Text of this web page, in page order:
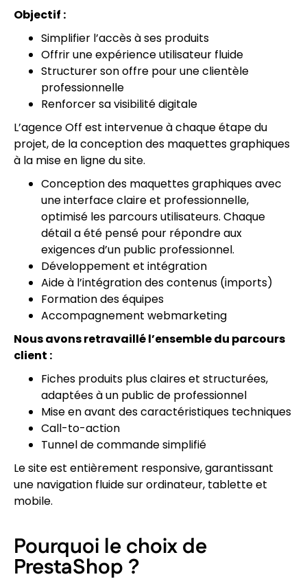
Objectif :
Simplifier l’accès à ses produits
Offrir une expérience utilisateur fluide
Structurer son offre pour une clientèle
professionnelle
Renforcer sa visibilité digitale
L’agence Off est intervenue à chaque étape du
projet, de la conception des maquettes graphiques
à la mise en ligne du site.
Conception des maquettes graphiques avec
une interface claire et professionnelle,
optimisé les parcours utilisateurs. Chaque
détail a été pensé pour répondre aux
exigences d’un public professionnel.
Développement et intégration
Aide à l’intégration des contenus (imports)
Formation des équipes
Accompagnement webmarketing
Nous avons retravaillé l’ensemble du parcours
client :
Fiches produits plus claires et structurées,
adaptées à un public de professionnel
Mise en avant des caractéristiques techniques
Call-to-action
Tunnel de commande simplifié
Le site est entièrement responsive, garantissant
une navigation fluide sur ordinateur, tablette et
mobile.
Pourquoi le choix de
PrestaShop ?